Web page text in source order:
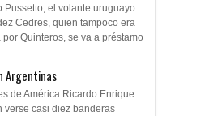
Pussetto, el volante uruguayo
Cedres, quien tampoco era
Quinteros, se va a préstamo
Argentinas
de América Ricardo Enrique
verse casi diez banderas